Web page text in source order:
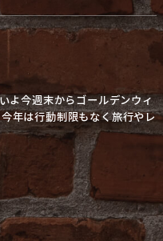
よ今週末からゴールデンウィ
年は行動制限もなく旅行やレ